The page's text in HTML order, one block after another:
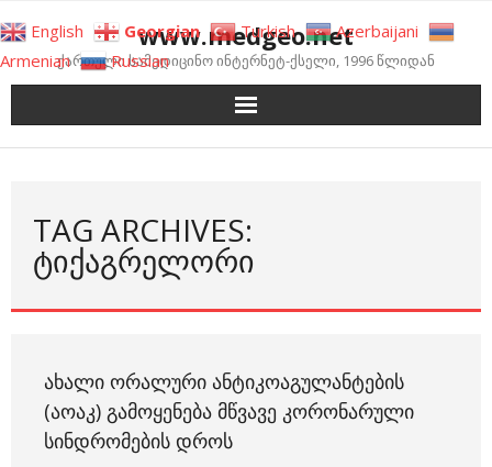
to
content
www.medgeo.net
ქართული სამედიცინო ინტერნეტ-ქსელი, 1996 წლიდან
TAG ARCHIVES:
ᲢᲘᲥᲐᲒᲠᲔᲚᲝᲠᲘ
ᲐᲮᲐᲚᲘ ᲝᲠᲐᲚᲣᲠᲘ ᲐᲜᲢᲘᲙᲝᲐᲒᲣᲚᲐᲜᲢᲔᲑᲘᲡ
(ᲐᲝᲐᲙ) ᲒᲐᲛᲝᲧᲔᲜᲔᲑᲐ ᲛᲬᲕᲐᲕᲔ ᲙᲝᲠᲝᲜᲐᲠᲣᲚᲘ
ᲡᲘᲜᲓᲠᲝᲛᲔᲑᲘᲡ ᲓᲠᲝᲡ
English Georgian Turkish
Azerbaijani
Armenian
Russian